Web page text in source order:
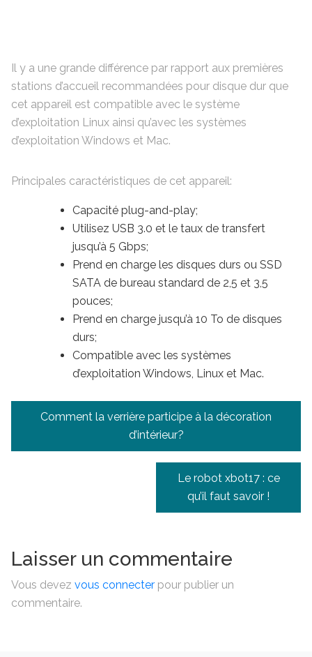
Il y a une grande différence par rapport aux premières
stations d’accueil recommandées pour disque dur que
cet appareil est compatible avec le système
d’exploitation Linux ainsi qu’avec les systèmes
d’exploitation Windows et Mac.
Principales caractéristiques de cet appareil:
Capacité plug-and-play;
Utilisez USB 3.0 et le taux de transfert
jusqu’à 5 Gbps;
Prend en charge les disques durs ou SSD
SATA de bureau standard de 2,5 et 3,5
pouces;
Prend en charge jusqu’à 10 To de disques
durs;
Compatible avec les systèmes
d’exploitation Windows, Linux et Mac.
Navigation
l’article
Comment la verrière participe à la décoration
d’intérieur?
Le robot xbot17 : ce
qu’il faut savoir !
Laisser un commentaire
Vous devez vous connecter pour publier un
commentaire.